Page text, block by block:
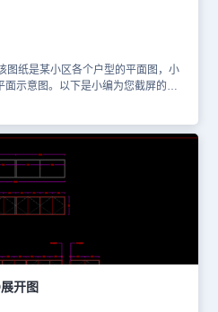
图纸是某小区各个户型的平面图，小
示意图。以下是小编为您截屏的图
资料，切勿用于商业用途。
开图